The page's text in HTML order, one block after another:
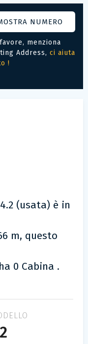
(usata) è in
m, questo
0 Cabina .
NUMERO
menziona
Address, ci aiuta
!